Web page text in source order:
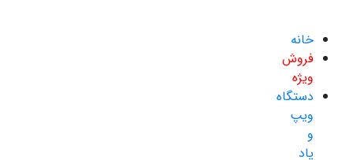
خانه
فروش
ویژه
دستگاه
ویپ
و
پاد